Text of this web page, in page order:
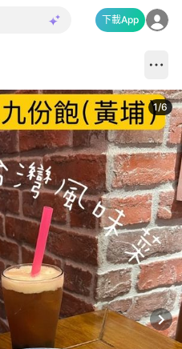
下載App
1/6